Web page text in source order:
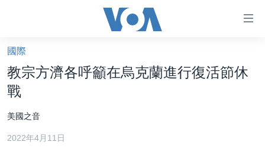
礙
鏈
接
轉
內
美國大選2024
國際
教宗方濟各呼籲在烏克蘭進行復活節休
戰
美國之音
2022年4月11日